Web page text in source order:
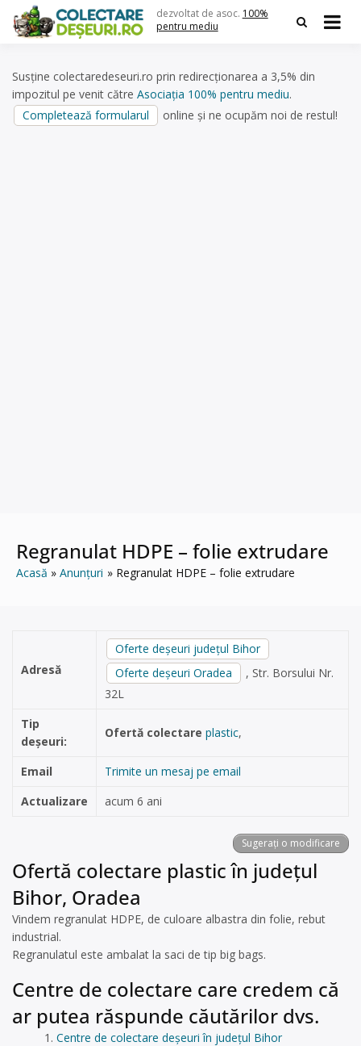
content
dezvoltat de asoc. 100%
pentru mediu
Susține colectaredeseuri.ro prin redirecționarea a 3,5% din
impozitul pe venit către Asociația 100% pentru mediu.
Completează formularul
online și ne ocupăm noi de restul!
Regranulat HDPE – folie extrudare
Acasă Anunțuri Regranulat HDPE – folie extrudare
Adresă
Oferte deșeuri județul Bihor
Oferte deșeuri Oradea
, Str. Borsului Nr.
32L
Tip
deșeuri:
Ofertă colectare plastic,
Email
Trimite un mesaj pe email
Actualizare
acum 6 ani
Sugerați o modificare
Ofertă colectare plastic în județul
Bihor, Oradea
Vindem regranulat HDPE, de culoare albastra din folie, rebut
industrial.
Regranulatul este ambalat la saci de tip big bags.
Centre de colectare care credem că
ar putea răspunde căutărilor dvs.
Centre de colectare deșeuri în județul Bihor